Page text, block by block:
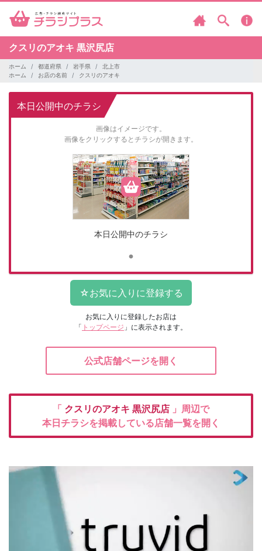
クスリのアオキ 黒沢尻店
ホーム 都道府県 岩手県
北上市
ホーム
お店の名前 クスリのアオキ
本日公開中のチラシ
画像はイメージです。
画像をクリックするとチラシが開きます。
本日公開中のチラシ
お気に入りに登録したお店は
「 トップページ 」に表示されます。
公式店舗ページを開く
「 クスリのアオキ 黒沢尻店 」周辺で
本日チラシを掲載している店舗一覧を開く